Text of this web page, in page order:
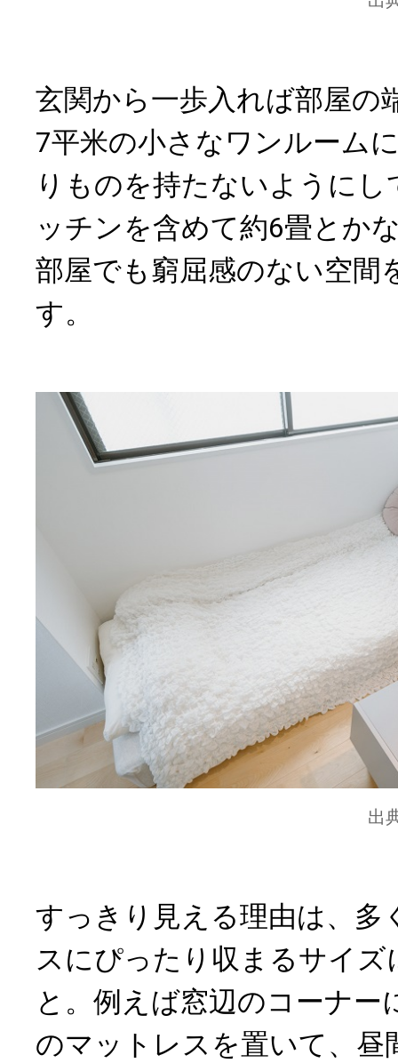
玄関から一歩入れば部屋の
7平米の小さなワンルーム
りものを持たないように
ッチンを含めて約6畳とか
部屋でも窮屈感のない空間
す。
出
すっきり見える理由は、多
スにぴったり収まるサイ
と。例えば窓辺のコーナー
のマットレスを置いて、昼